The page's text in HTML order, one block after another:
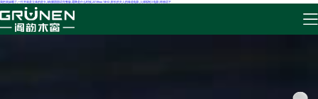
我把表妹睡了,一打开就是立体的贺卡,3肉脯团国语完整版,霜降是什么时候,2019free 18HD,部长的夫人的味道电影,人体蜈蚣3 电影,终物语下